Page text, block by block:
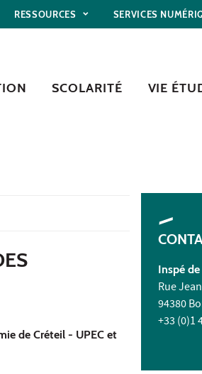
RESSOURCES SERVICES
SCOLARITÉ VIE
de Créteil - UPEC et
Inspé
Rue
94380
+33 (0)1